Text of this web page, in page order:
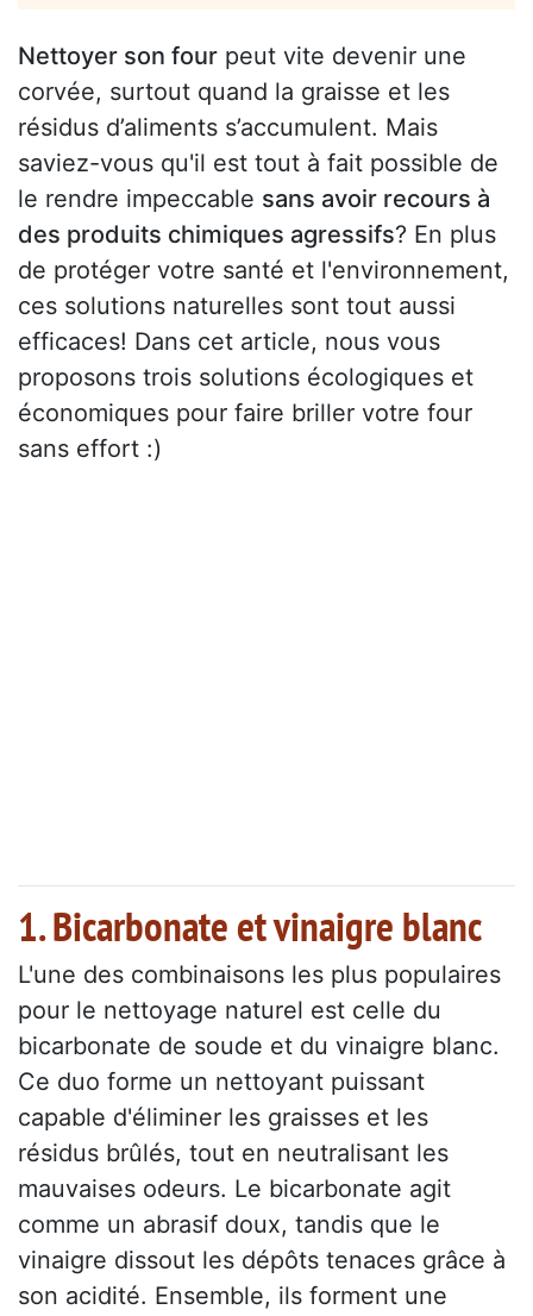
Nettoyer son four peut vite devenir une
corvée, surtout quand la graisse et les
résidus d’aliments s’accumulent. Mais
saviez-vous qu'il est tout à fait possible de
le rendre impeccable sans avoir recours à
des produits chimiques agressifs? En plus
de protéger votre santé et l'environnement,
ces solutions naturelles sont tout aussi
efficaces! Dans cet article, nous vous
proposons trois solutions écologiques et
économiques pour faire briller votre four
sans effort :)
1. Bicarbonate et vinaigre blanc
L'une des combinaisons les plus populaires
pour le nettoyage naturel est celle du
bicarbonate de soude et du vinaigre blanc.
Ce duo forme un nettoyant puissant
capable d'éliminer les graisses et les
résidus brûlés, tout en neutralisant les
mauvaises odeurs. Le bicarbonate agit
comme un abrasif doux, tandis que le
vinaigre dissout les dépôts tenaces grâce à
son acidité. Ensemble, ils forment une